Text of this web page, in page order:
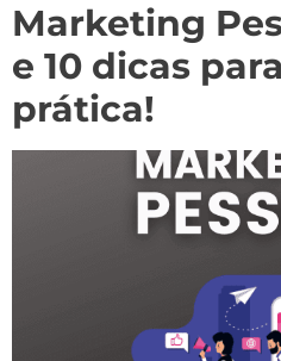
Marketing
e 10 dicas
prática!